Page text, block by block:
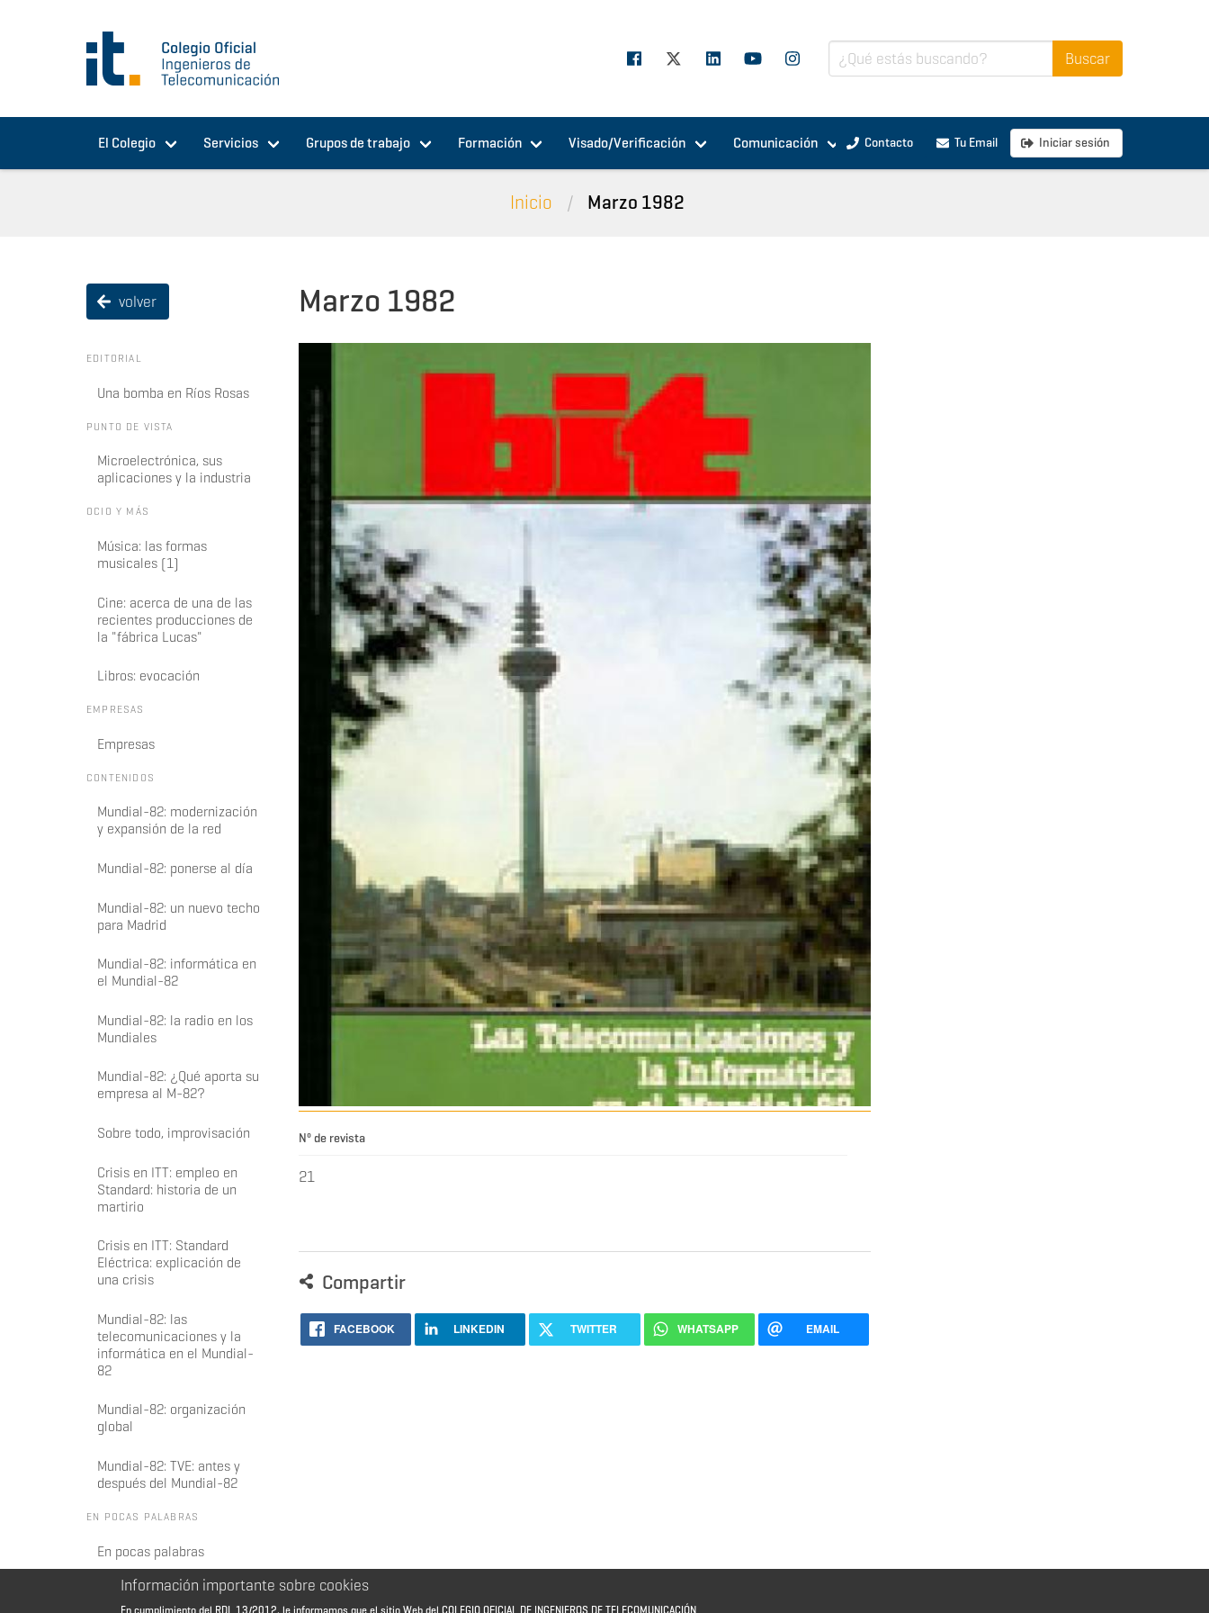
El Colegio Servicios Grupos de trabajo Formación Visado/Verificación Comunicación Contacto Tu Email Iniciar sesión
Inicio Marzo 1982
volver
EDITORIAL
Una bomba en Ríos Rosas
PUNTO DE VISTA
Microelectrónica, sus
aplicaciones y la industria
OCIO Y MÁS
Música: las formas
musicales (1)
Cine: acerca de una de las
recientes producciones de
la "fábrica Lucas"
Libros: evocación
EMPRESAS
Empresas
CONTENIDOS
Mundial-82: modernización
y expansión de la red
Mundial-82: ponerse al día
Mundial-82: un nuevo techo
para Madrid
Mundial-82: informática en
el Mundial-82
Mundial-82: la radio en los
Mundiales
Mundial-82: ¿Qué aporta su
empresa al M-82?
Sobre todo, improvisación
Crisis en ITT: empleo en
Standard: historia de un
martirio
Crisis en ITT: Standard
Eléctrica: explicación de
una crisis
Mundial-82: las
telecomunicaciones y la
informática en el Mundial-
82
Mundial-82: organización
global
Mundial-82: TVE: antes y
después del Mundial-82
EN POCAS PALABRAS
En pocas palabras
Marzo 1982
Nº de revista
21
Compartir
FACEBOOK LINKEDIN TWITTER WHATSAPP EMAIL
Información importante sobre cookies
En cumplimiento del RDL 13/2012, le informamos que el sitio Web del COLEGIO OFICIAL DE INGENIEROS DE TELECOMUNICACIÓN